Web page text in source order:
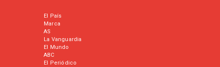
El País
Marca
AS
La Vanguardia
El Mundo
ABC
El Periódico